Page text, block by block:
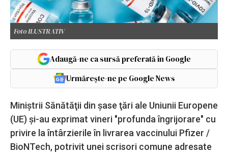
Foto ILUSTRATIV
Adaugă-ne ca sursă preferată în Google
Urmărește-ne pe Google News
Miniştrii Sănătăţii din şase ţări ale Uniunii Europene
(UE) şi-au exprimat vineri "profunda îngrijorare" cu
privire la întârzierile în livrarea vaccinului Pfizer /
BioNTech, potrivit unei scrisori comune adresate